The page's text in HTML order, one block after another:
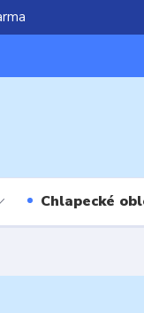
Chlapecké